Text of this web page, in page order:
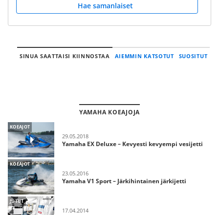
Hae samanlaiset
SINUA SAATTAISI KIINNOSTAA AIEMMIN KATSOTUT SUOSITUT
YAMAHA KOEAJOJA
KOEAJOT
29.05.2018
Yamaha EX Deluxe – Kevyesti kevyempi vesijetti
KOEAJOT
23.05.2016
Yamaha V1 Sport – Järkihintainen järkijetti
JUTUT
17.04.2014